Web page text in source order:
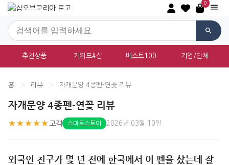
0
추천상품 키워드#샵 베스트100 기업/단체
홈 › 리뷰 › 자개문양 4종펜-연꽃 리뷰
자개문양 4종펜-연꽃 리뷰
★★★★★ 고객 스마트스토어 2026년 03월 10일
외국인 친구가 몇 년 전에 한국에서 이 펜을 샀는데 잘